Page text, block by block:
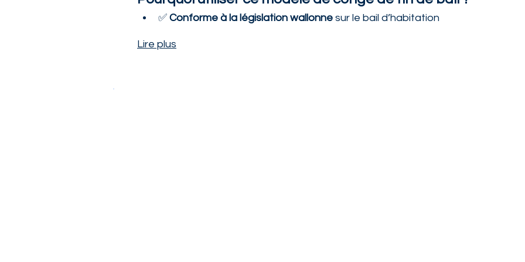
✅ Conforme à la législation wallonne sur le bail d’habitation
Lire plus